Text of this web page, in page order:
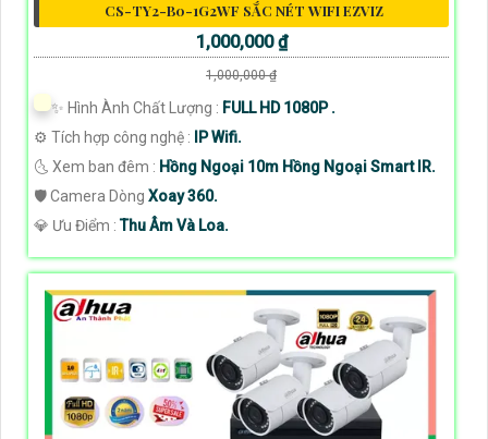
CS-TY2-B0-1G2WF SẮC NÉT WIFI EZVIZ
1,000,000 ₫
1,000,000 ₫
✨ Hình Ành Chất Lượng : FULL HD 1080P .
⚙ Tích hợp công nghệ :
IP Wifi.
🌜 Xem ban đêm : Hồng Ngoại 10m Hồng Ngoại Smart IR.
🛡 Camera Dòng Xoay 360.
️💎 Ưu Điểm :Thu Âm Và Loa.